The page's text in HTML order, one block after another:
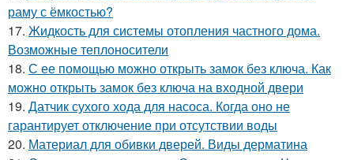
раму с ёмкостью?
17. Жидкость для системы отопления частного дома.
Возможные теплоносители
18. С ее помощью можно открыть замок без ключа. Как
можно открыть замок без ключа на входной двери
19. Датчик сухого хода для насоса. Когда оно не
гарантирует отключение при отсутствии воды
20. Материал для обивки дверей. Виды дерматина